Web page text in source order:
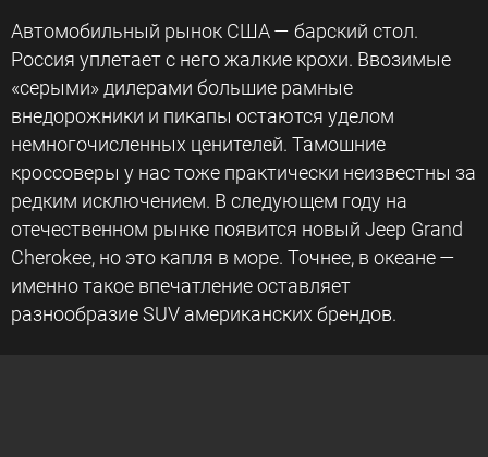
Автомобильный рынок США — барский стол.
Россия уплетает с него жалкие крохи. Ввозимые
«серыми» дилерами большие рамные
внедорожники и пикапы остаются уделом
немногочисленных ценителей. Тамошние
кроссоверы у нас тоже практически неизвестны за
редким исключением. В следующем году на
отечественном рынке появится новый Jeep Grand
Cherokee, но это капля в море. Точнее, в океане —
именно такое впечатление оставляет
разнообразие SUV американских брендов.